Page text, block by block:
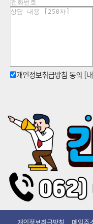
개인정보취급방침 동의 [